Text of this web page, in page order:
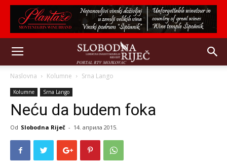
Naslovna Kolumne Srna Lango
Kolumne Srna Lango
Neću da budem foka
Od Slobodna Riječ - 14. априла 2015.